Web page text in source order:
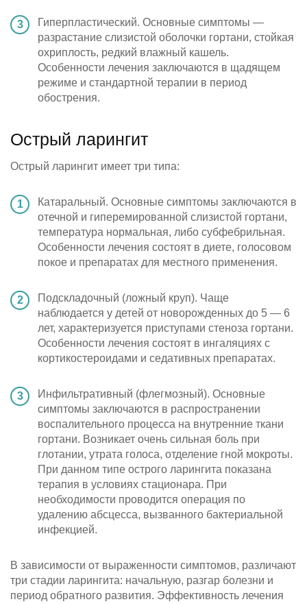
Гиперпластический. Основные симптомы —
разрастание слизистой оболочки гортани, стойкая
охриплость, редкий влажный кашель.
Особенности лечения заключаются в щадящем
режиме и стандартной терапии в период
обострения.
Острый ларингит
Острый ларингит имеет три типа:
Катаральный. Основные симптомы заключаются в
отечной и гиперемированной слизистой гортани,
температура нормальная, либо субфебрильная.
Особенности лечения состоят в диете, голосовом
покое и препаратах для местного применения.
Подскладочный (ложный круп). Чаще
наблюдается у детей от новорожденных до 5 — 6
лет, характеризуется приступами стеноза гортани.
Особенности лечения состоят в ингаляциях с
кортикостероидами и седативных препаратах.
Инфильтративный (флегмозный). Основные
симптомы заключаются в распространении
воспалительного процесса на внутренние ткани
гортани. Возникает очень сильная боль при
глотании, утрата голоса, отделение гной мокроты.
При данном типе острого ларингита показана
терапия в условиях стационара. При
необходимости проводится операция по
удалению абсцесса, вызванного бактериальной
инфекцией.
В зависимости от выраженности симптомов, различают
три стадии ларингита: начальную, разгар болезни и
период обратного развития. Эффективность лечения